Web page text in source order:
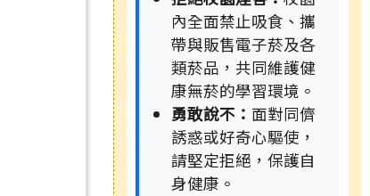
內全面禁止吸食、攜
帶與販售電子菸及各
類菸品，共同維護健
康無菸的學習環境。
勇敢說不： 面對同儕
誘惑或好奇心驅使，
請堅定拒絕，保護自
身健康。